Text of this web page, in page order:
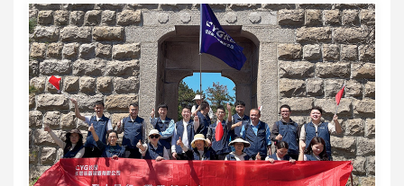
寓于真诚，终于满意，诚为客户提供量身定制的硬软件融合的
智慧化综合解决方……